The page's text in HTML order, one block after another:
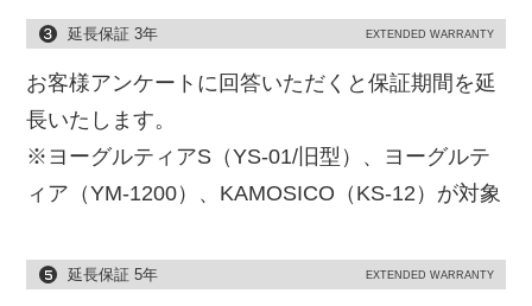
延長保証 3年 EXTENDED WARRANTY
お客様アンケートに回答いただくと保証期間を延
長いたします。
※ヨーグルティアS（YS-01/旧型）、ヨーグルテ
ィア（YM-1200）、KAMOSICO（KS-12）が対象
延長保証 5年 EXTENDED WARRANTY